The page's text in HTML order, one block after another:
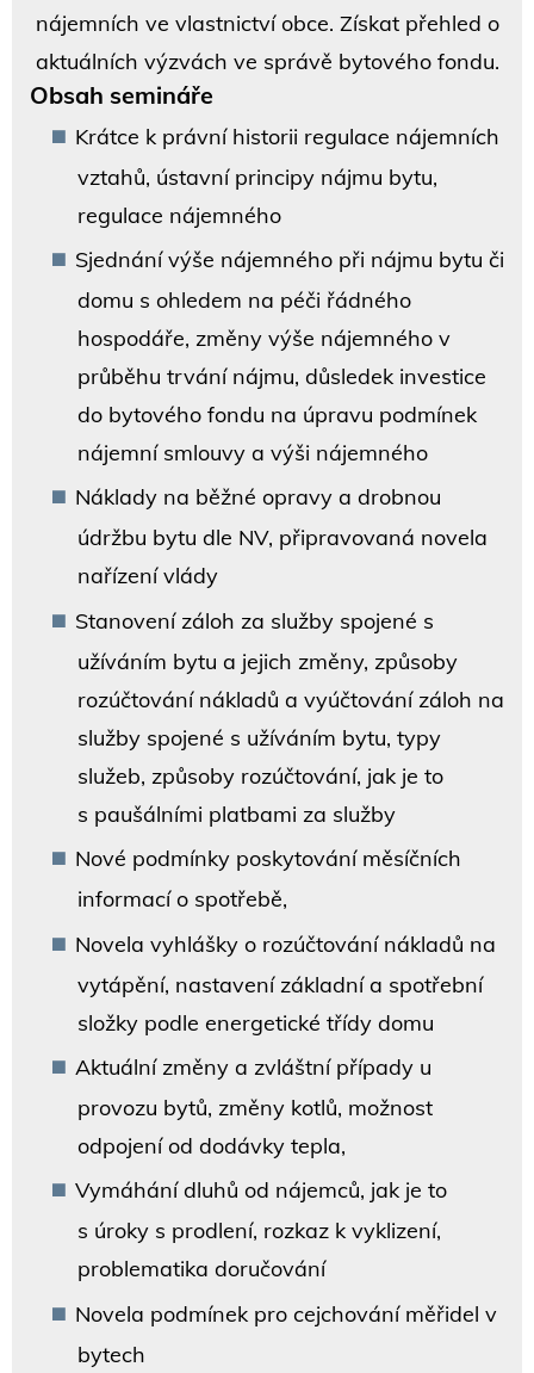
nájemních ve vlastnictví obce. Získat přehled o
aktuálních výzvách ve správě bytového fondu.
Obsah semináře
Krátce k právní historii regulace nájemních
vztahů, ústavní principy nájmu bytu,
regulace nájemného
Sjednání výše nájemného při nájmu bytu či
domu s ohledem na péči řádného
hospodáře, změny výše nájemného v
průběhu trvání nájmu, důsledek investice
do bytového fondu na úpravu podmínek
nájemní smlouvy a výši nájemného
Náklady na běžné opravy a drobnou
údržbu bytu dle NV, připravovaná novela
nařízení vlády
Stanovení záloh za služby spojené s
užíváním bytu a jejich změny, způsoby
rozúčtování nákladů a vyúčtování záloh na
služby spojené s užíváním bytu, typy
služeb, způsoby rozúčtování, jak je to
s paušálními platbami za služby
Nové podmínky poskytování měsíčních
informací o spotřebě,
Novela vyhlášky o rozúčtování nákladů na
vytápění, nastavení základní a spotřební
složky podle energetické třídy domu
Aktuální změny a zvláštní případy u
provozu bytů, změny kotlů, možnost
odpojení od dodávky tepla,
Vymáhání dluhů od nájemců, jak je to
s úroky s prodlení, rozkaz k vyklizení,
problematika doručování
Novela podmínek pro cejchování měřidel v
bytech